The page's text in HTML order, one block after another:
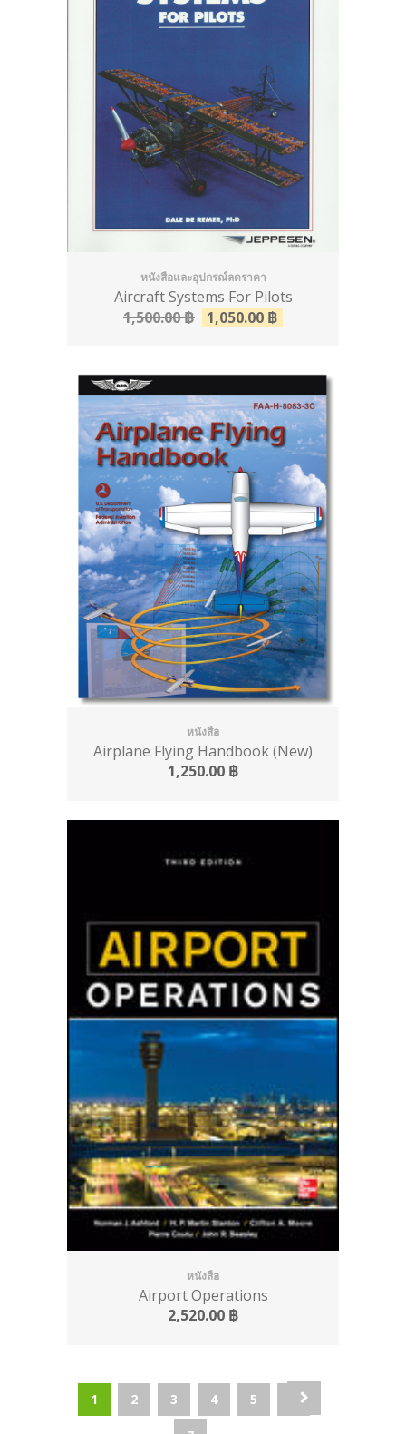
หนังสือและอุปกรณ์ลดราคา
Aircraft Systems For Pilots
1,500.00฿ 1,050.00 ฿
หนังสือ
Airplane Flying Handbook (New)
1,250.00 ฿
หนังสือ
Airport Operations
2,520.00 ฿
1 2 3 4 5